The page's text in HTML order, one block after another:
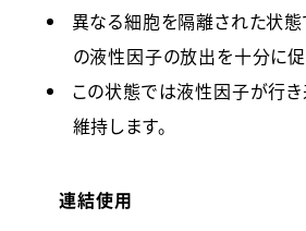
異なる細胞を隔離された状態
の液性因子の放出を十分に促
この状態では液性因子が行き
維持します。
連結使用